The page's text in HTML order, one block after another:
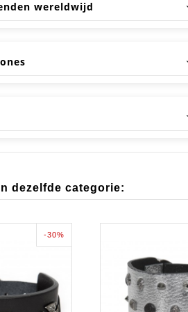
wereldwijd
dezelfde categorie:
-30%